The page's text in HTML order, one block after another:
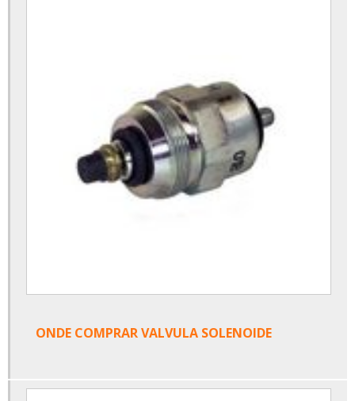
ONDE COMPRAR VALVULA SOLENOIDE